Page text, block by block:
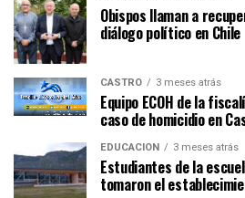
Obispos llaman a
diálogo político en Chile
CASTRO 3 meses atrás
Equipo ECOH de la
caso de homicidio en
EDUCACIÓN 3 meses atrás
Estudiantes de la
tomaron el